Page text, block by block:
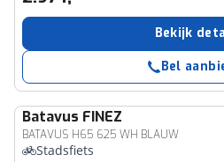
Bekijk
Bel
Batavus FINEZ
BATAVUS H65 625 WH BLAUW
Stadsfiets